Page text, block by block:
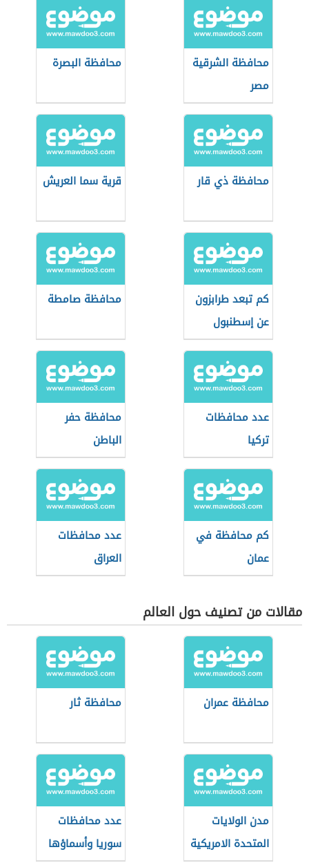
محافظة الشرقية
مصر
محافظة البصرة
محافظة ذي قار قرية سما العريش
كم تبعد طرابزون
عن إسطنبول
محافظة صامطة
عدد محافظات
تركيا
محافظة حفر
الباطن
كم محافظة في
عمان
عدد محافظات
العراق
مقالات من تصنيف حول العالم
محافظة عمران محافظة ثار
مدن الولايات
المتحدة الامريكية
عدد محافظات
سوريا وأسماؤها